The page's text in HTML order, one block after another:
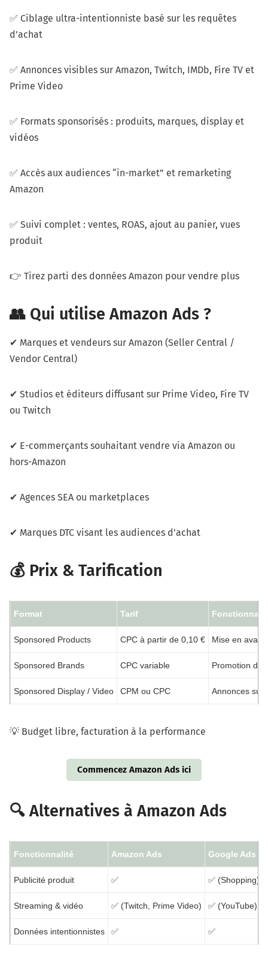
✅ Ciblage ultra-intentionniste basé sur les requêtes
d’achat
✅ Annonces visibles sur Amazon, Twitch, IMDb, Fire TV et
Prime Video
✅ Formats sponsorisés : produits, marques, display et
vidéos
✅ Accès aux audiences “in-market” et remarketing
Amazon
✅ Suivi complet : ventes, ROAS, ajout au panier, vues
produit
👉 Tirez parti des données Amazon pour vendre plus
👥 Qui utilise Amazon Ads ?
✔ Marques et vendeurs sur Amazon (Seller Central /
Vendor Central)
✔ Studios et éditeurs diffusant sur Prime Video, Fire TV
ou Twitch
✔ E-commerçants souhaitant vendre via Amazon ou
hors-Amazon
✔ Agences SEA ou marketplaces
✔ Marques DTC visant les audiences d’achat
💰 Prix & Tarification
Format Tarif
Sponsored Products CPC à partir de 0,10 € Mise en avant
Sponsored Brands CPC variable Promotion de
Sponsored Display / Video CPM ou CPC Annonces sur
💡 Budget libre, facturation à la performance
Commencez Amazon Ads ici
🔍 Alternatives à Amazon Ads
Fonctionnalité Amazon Ads Google Ads
Publicité produit ✅ ✅ (Shopping)
Streaming & vidéo ✅ (Twitch, Prime Video) ✅ (YouTube)
Données intentionnistes ✅ ✅